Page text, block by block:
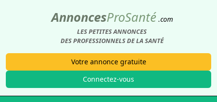
AnnoncesProSanté .com
LES PETITES ANNONCES
DES PROFESSIONNELS DE LA SANTÉ
Votre annonce gratuite
Connectez-vous